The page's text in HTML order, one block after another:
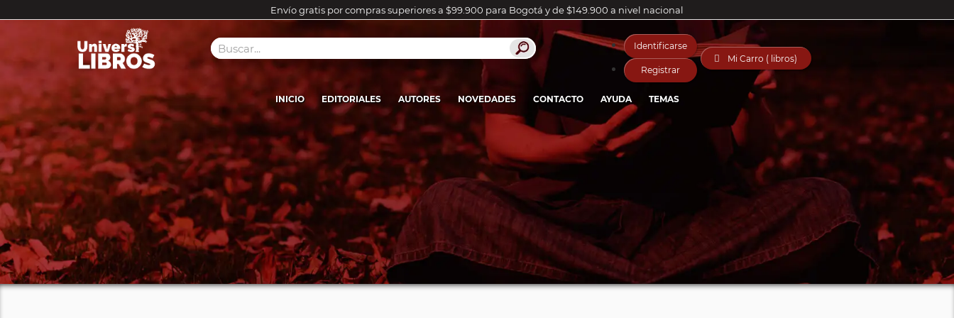
Envío gratis por compras superiores a $99.900 para Bogotá y de $149.900 a nivel nacional
Identificarse
Registrar
 Mi Carro ( libros)
INICIO EDITORIALES AUTORES NOVEDADES CONTACTO AYUDA TEMAS